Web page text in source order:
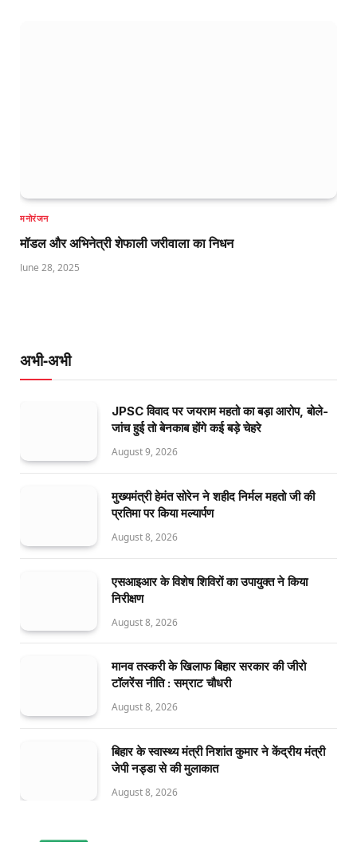
मनोरंजन
मॉडल और अभिनेत्री शेफाली जरीवाला का निधन
June 28, 2025
अभी-अभी
JPSC विवाद पर जयराम महतो का बड़ा आरोप, बोले-
जांच हुई तो बेनकाब होंगे कई बड़े चेहरे
August 9, 2026
मुख्यमंत्री हेमंत सोरेन ने शहीद निर्मल महतो जी की
प्रतिमा पर किया मल्यार्पण
August 8, 2026
एसआइआर के विशेष शिविरों का उपायुक्त ने किया
निरीक्षण
August 8, 2026
मानव तस्करी के खिलाफ बिहार सरकार की जीरो
टॉलरेंस नीति : सम्राट चौधरी
August 8, 2026
बिहार के स्वास्थ्य मंत्री निशांत कुमार ने केंद्रीय मंत्री
जेपी नड्डा से की मुलाकात
August 8, 2026